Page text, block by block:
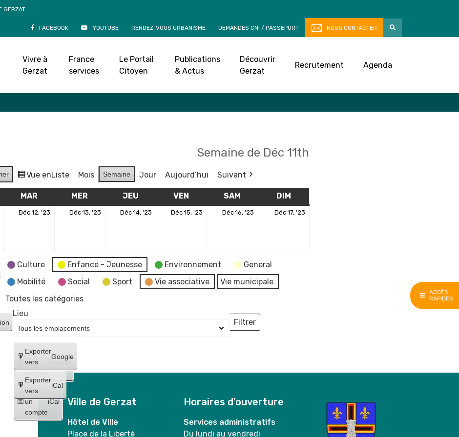
ACCÈS
RAPIDES
GERZAT
FACEBOOK YOUTUBE RENDEZ-VOUS URBANISME DEMANDES CNI / PASSEPORT NOUS CONTACTER
Vivre à
Gerzat
France
services
Le Portail
Citoyen
Publications
& Actus
Découvrir
Gerzat
Recrutement Agenda
Accueil»Agenda
Semaine de Déc 11th
Vue enListe Mois Semaine Jour Aujourd’hui Suivant
MARMARDI MER MERCREDIJEU VEN VENDREDISAM DIM
Déc 12, '23 Déc 13, '23 Déc 14, '23 Déc 15, '23 Déc 16, '23 Déc 17, '23
Culture Enfance - Jeunesse Environnement
General
Mobilité
Social Sport Vie associative
Vie municipale
Toutes les catégories
Créer
un
compte
Google
Créer
un
compte
iCal
Exporter
vers
Google
Exporter
vers
iCal
Lieu
Filtrer
Lieux
Ville de Gerzat
Hôtel de Ville
Place de la Liberté
Horaires d’ouverture
Services administratifs
Du lundi au vendredi